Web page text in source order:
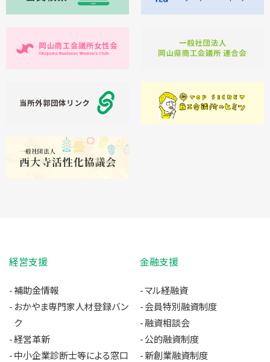
経営支援
補助金情報
おかやま専門家人材登録バン
ク
経営革新
中小企業診断士等による窓口
金融支援
マル経融資
会員特別融資制度
融資相談会
公的融資制度
新創業融資制度